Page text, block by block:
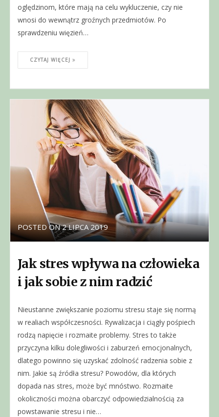
oględzinom, które mają na celu wykluczenie, czy nie
wnosi do wewnątrz groźnych przedmiotów. Po
sprawdzeniu więzień…
CZYTAJ WIĘCEJ
POSTED ON2 LIPCA 2019
Jak stres wpływa na człowieka
i jak sobie z nim radzić
Nieustanne zwiększanie poziomu stresu staje się normą
w realiach współczesności. Rywalizacja i ciągły pośpiech
rodzą napięcie i rozmaite problemy. Stres to także
przyczyna kilku dolegliwości i zaburzeń emocjonalnych,
dlatego powinno się uzyskać zdolność radzenia sobie z
nim. Jakie są źródła stresu? Powodów, dla których
dopada nas stres, może być mnóstwo. Rozmaite
okoliczności można obarczyć odpowiedzialnością za
powstawanie stresu i nie…